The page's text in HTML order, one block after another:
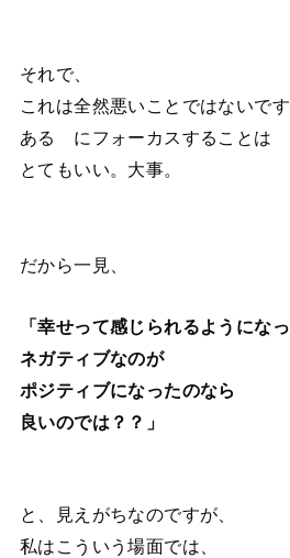
それで、
これは全然悪いことではないです
ある にフォーカスすることは
とてもいい。大事。
だから一見、
「幸せって感じられるようになっ
ネガティブなのが
ポジティブになったのなら
良いのでは？？」
と、見えがちなのですが、
私はこういう場面では、